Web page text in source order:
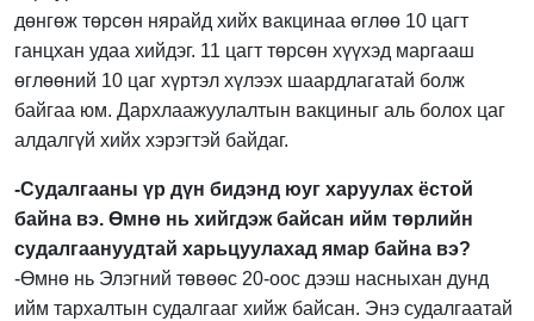
дөнгөж төрсөн нярайд хийх вакцинаа өглөө 10 цагт
ганцхан удаа хийдэг. 11 цагт төрсөн хүүхэд маргааш
өглөөний 10 цаг хүртэл хүлээх шаардлагатай болж
байгаа юм. Дархлаажуулалтын вакциныг аль болох цаг
алдалгүй хийх хэрэгтэй байдаг.
-Судалгааны үр дүн бидэнд юуг харуулах ёстой
байна вэ. Өмнө нь хийгдэж байсан ийм төрлийн
судалгаануудтай харьцуулахад ямар байна вэ?
-Өмнө нь Элэгний төвөөс 20-оос дээш насныхан дунд
ийм тархалтын судалгааг хийж байсан. Энэ судалгаатай